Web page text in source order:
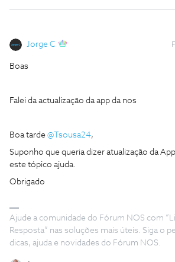
Jorge C
Boas
Falei da actualização da app da nos
Boa tarde @Tsousa24,
Suponho que queria dizer atualização da
este tópico ajuda.
Obrigado
Ajude a comunidade do Fórum NOS com
Resposta” nas soluções mais úteis. Siga o
dicas, ajuda e novidades do Fórum NOS.